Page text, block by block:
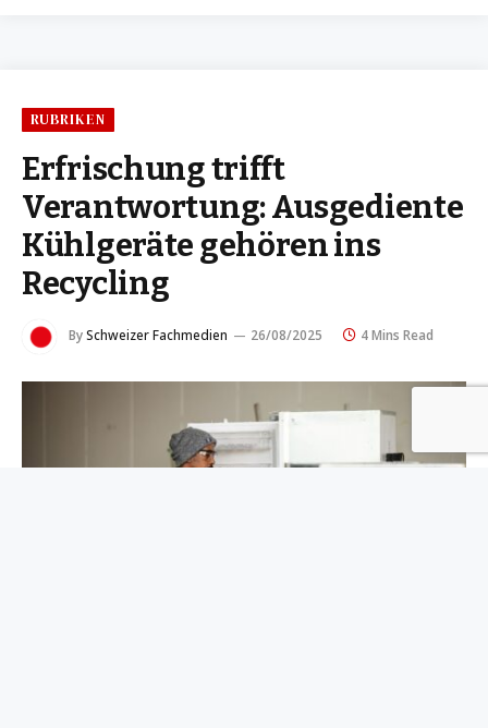
RUBRIKEN
Erfrischung trifft
Verantwortung: Ausgediente
Kühlgeräte gehören ins
Recycling
BySchweizer Fachmedien 26/08/2025 4 Mins Read